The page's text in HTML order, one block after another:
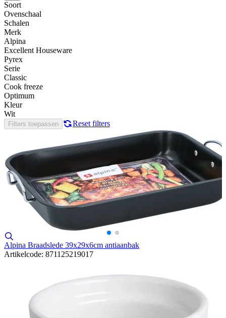
Soort
Ovenschaal
Schalen
Merk
Alpina
Excellent Houseware
Pyrex
Serie
Classic
Cook freeze
Optimum
Kleur
Wit
Filters toepassen Reset filters
Alpina Braadslede 39x29x6cm antiaanbak
Artikelcode: 871125219017